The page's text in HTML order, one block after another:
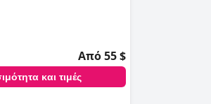
Από 55 $
και τιμές